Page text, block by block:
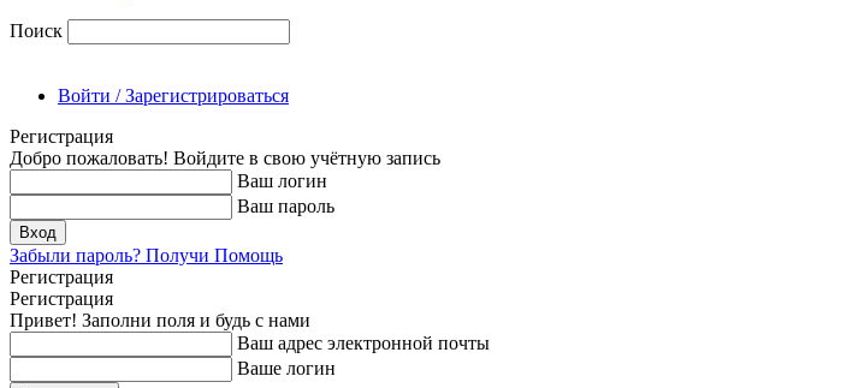
Поиск
Войти / Зарегистрироваться
Регистрация
Добро пожаловать! Войдите в свою учётную запись
Ваш логин
Ваш пароль
Забыли пароль? Получи Помощь
Регистрация
Регистрация
Привет! Заполни поля и будь с нами
Ваш адрес электронной почты
Ваше логин